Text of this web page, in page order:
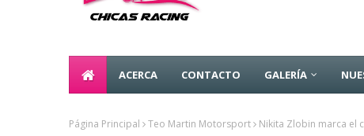
ACERCA CONTACTO GALERÍA
Página Principal Teo Martin Motorsport Nikita Zlobin marca el